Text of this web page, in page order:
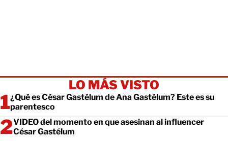
LO MÁS VISTO
¿Qué es César Gastélum de Ana Gastélum? Este es su
parentesco
VIDEO del momento en que asesinan al influencer
César Gastélum